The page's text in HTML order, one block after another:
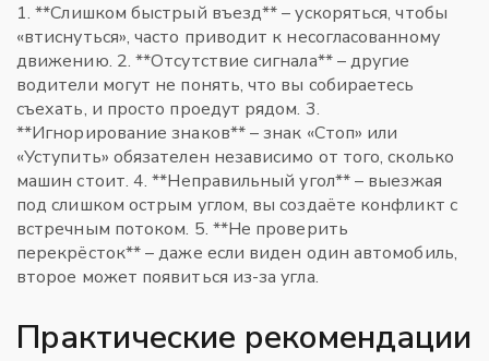
1. **Слишком быстрый въезд** – ускоряться, чтобы
«втиснуться», часто приводит к несогласованному
движению. 2. **Отсутствие сигнала** – другие
водители могут не понять, что вы собираетесь
съехать, и просто проедут рядом. 3.
**Игнорирование знаков** – знак «Стоп» или
«Уступить» обязателен независимо от того, сколько
машин стоит. 4. **Неправильный угол** – выезжая
под слишком острым углом, вы создаёте конфликт с
встречным потоком. 5. **Не проверить
перекрёсток** – даже если виден один автомобиль,
второе может появиться из-за угла.
Практические рекомендации